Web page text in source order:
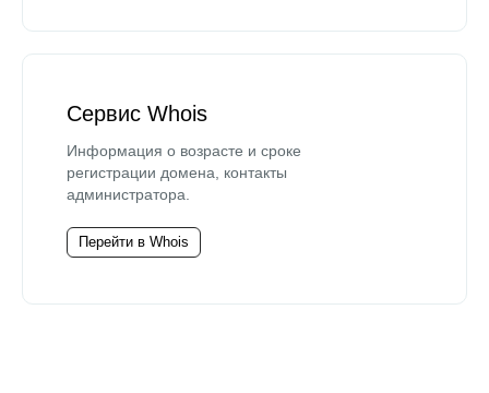
Сервис Whois
Информация о возрасте и сроке
регистрации домена, контакты
администратора.
Перейти в Whois